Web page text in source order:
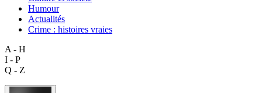
Humour
Actualités
Crime : histoires vraies
A - H
I - P
Q - Z